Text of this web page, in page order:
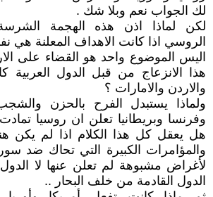
لك الجواب نعم وبلا شك .
لكن لماذا اذن هذه الهجمة
الروسي اذا كانت الاهداف المعلنة هي
اليس الموضوع واحد هو القضاء على
هذا الانزعاج من قبل الدول العربية
والاردن والامارات ؟
ولماذا يستبدل الفرح بالحزن
وفرنسا وبريطانيا تعلن ان روسيا
هل يعقل كل هذا الكلام اذا لم يكن
والمؤامرات الكبيرة التي تحاك ضد
لأغراض مشبوهة لم تعلن عنها لا الدول
الدول القادمة من خلف البحار ..